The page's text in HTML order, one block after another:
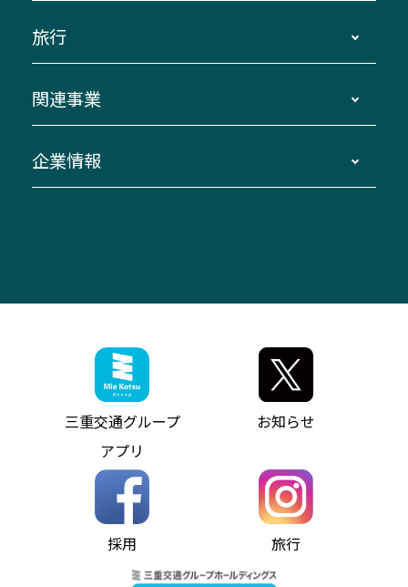
三重交通接近情報バスロケーションシステム
ダイヤ改正情報
迂回・休止について
臨時バスについて
伊勢二見鳥羽周遊バスCANばす
「みえブルーライン」（三重大学病院直通バ
神都ライナー
ミジュマルのラッピングバス（鈴鹿管内）
参宮バス
神都バス
パールシャトル
バス情報の見える化
コミュニティバス
バス・タクシー交通広告
異常事態発生時のお願い
伊賀～名古屋
南紀～VISON～名古屋
湯の山温泉～名古屋
桑名・長島温泉・金城ふ頭駅～中部国際空港
（休止中）
お客様駐車場のご案内
アイコンの説明
インターネット予約
よくあるご質問
お問い合わせ
貸切バスのご利用について
お問い合わせ
旅行
貸切バス団体旅行
美し国周遊ばす
関連事業
自家用自動車車両運行管理
ザ・バスコレクション三重交通バスセット
三重交通公式グッズ
企業情報
ファンコーナー
お問い合わせ
お知らせ・最新情報一覧
ニュースリリース
お問い合わせ
個人情報保護方針
ソーシャルメディア運用ポリシー
ホームページのご利用にあたって
三重交通グループ
アプリ
お知らせ
採用 旅行